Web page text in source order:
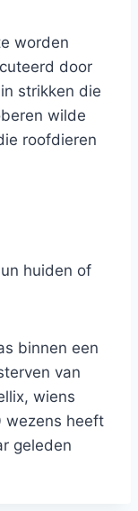
worden
door
strikken die
wilde
roofdieren
huiden of
binnen een
van
wiens
wezens heeft
geleden